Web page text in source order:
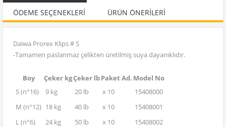
ÖDEME SEÇENEKLERI
ÜRÜN ÖNERILERI
Daiwa Prorex Klips # S
-Tamamen paslanmaz çelikten üretilmiş suya dayanıklıdır.
Boy Çeker kgÇeker lbPaket Ad. Model No
S (n°16)
9 kg 20 lb x 10
15408000
M (n°12) 18 kg 40 lb x 10
15408001
L (n°6)
24 kg 50 lb x 10 15408002